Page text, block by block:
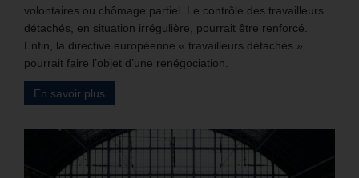
volontaires ou chômage partiel. Le contrôle des travailleurs
détachés, en situation irrégulière, pourrait être renforcé.
Enfin, la directive européenne « travailleurs détachés »
pourrait faire l’objet d’une renégociation.
En savoir plus